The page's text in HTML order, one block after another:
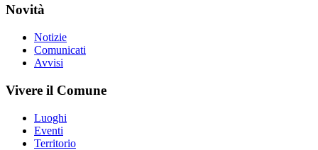
Novità
Notizie
Comunicati
Avvisi
Vivere il Comune
Luoghi
Eventi
Territorio